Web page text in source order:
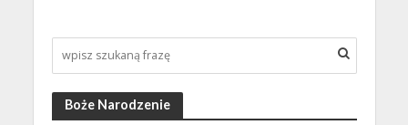
Boże Narodzenie